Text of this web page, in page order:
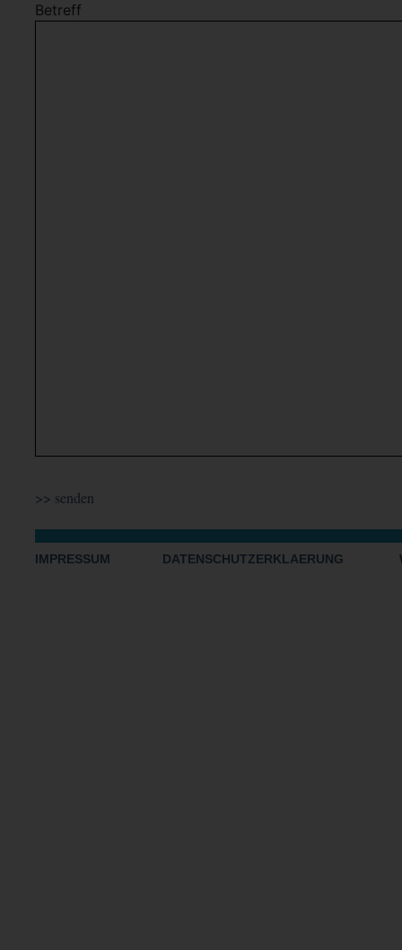
Betreff
IMPRESSUM DATENSCHUTZERKLAERUNG